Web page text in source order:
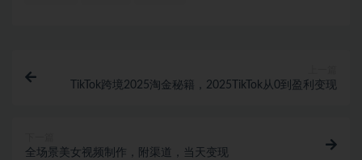
TikTok跨境2025淘金秘籍，​2025TikTok从0到盈利变现
全场景美女视频制作，附渠道，当天变现